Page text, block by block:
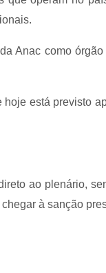
Anac como
está previsto
ao plenário,
à sanção